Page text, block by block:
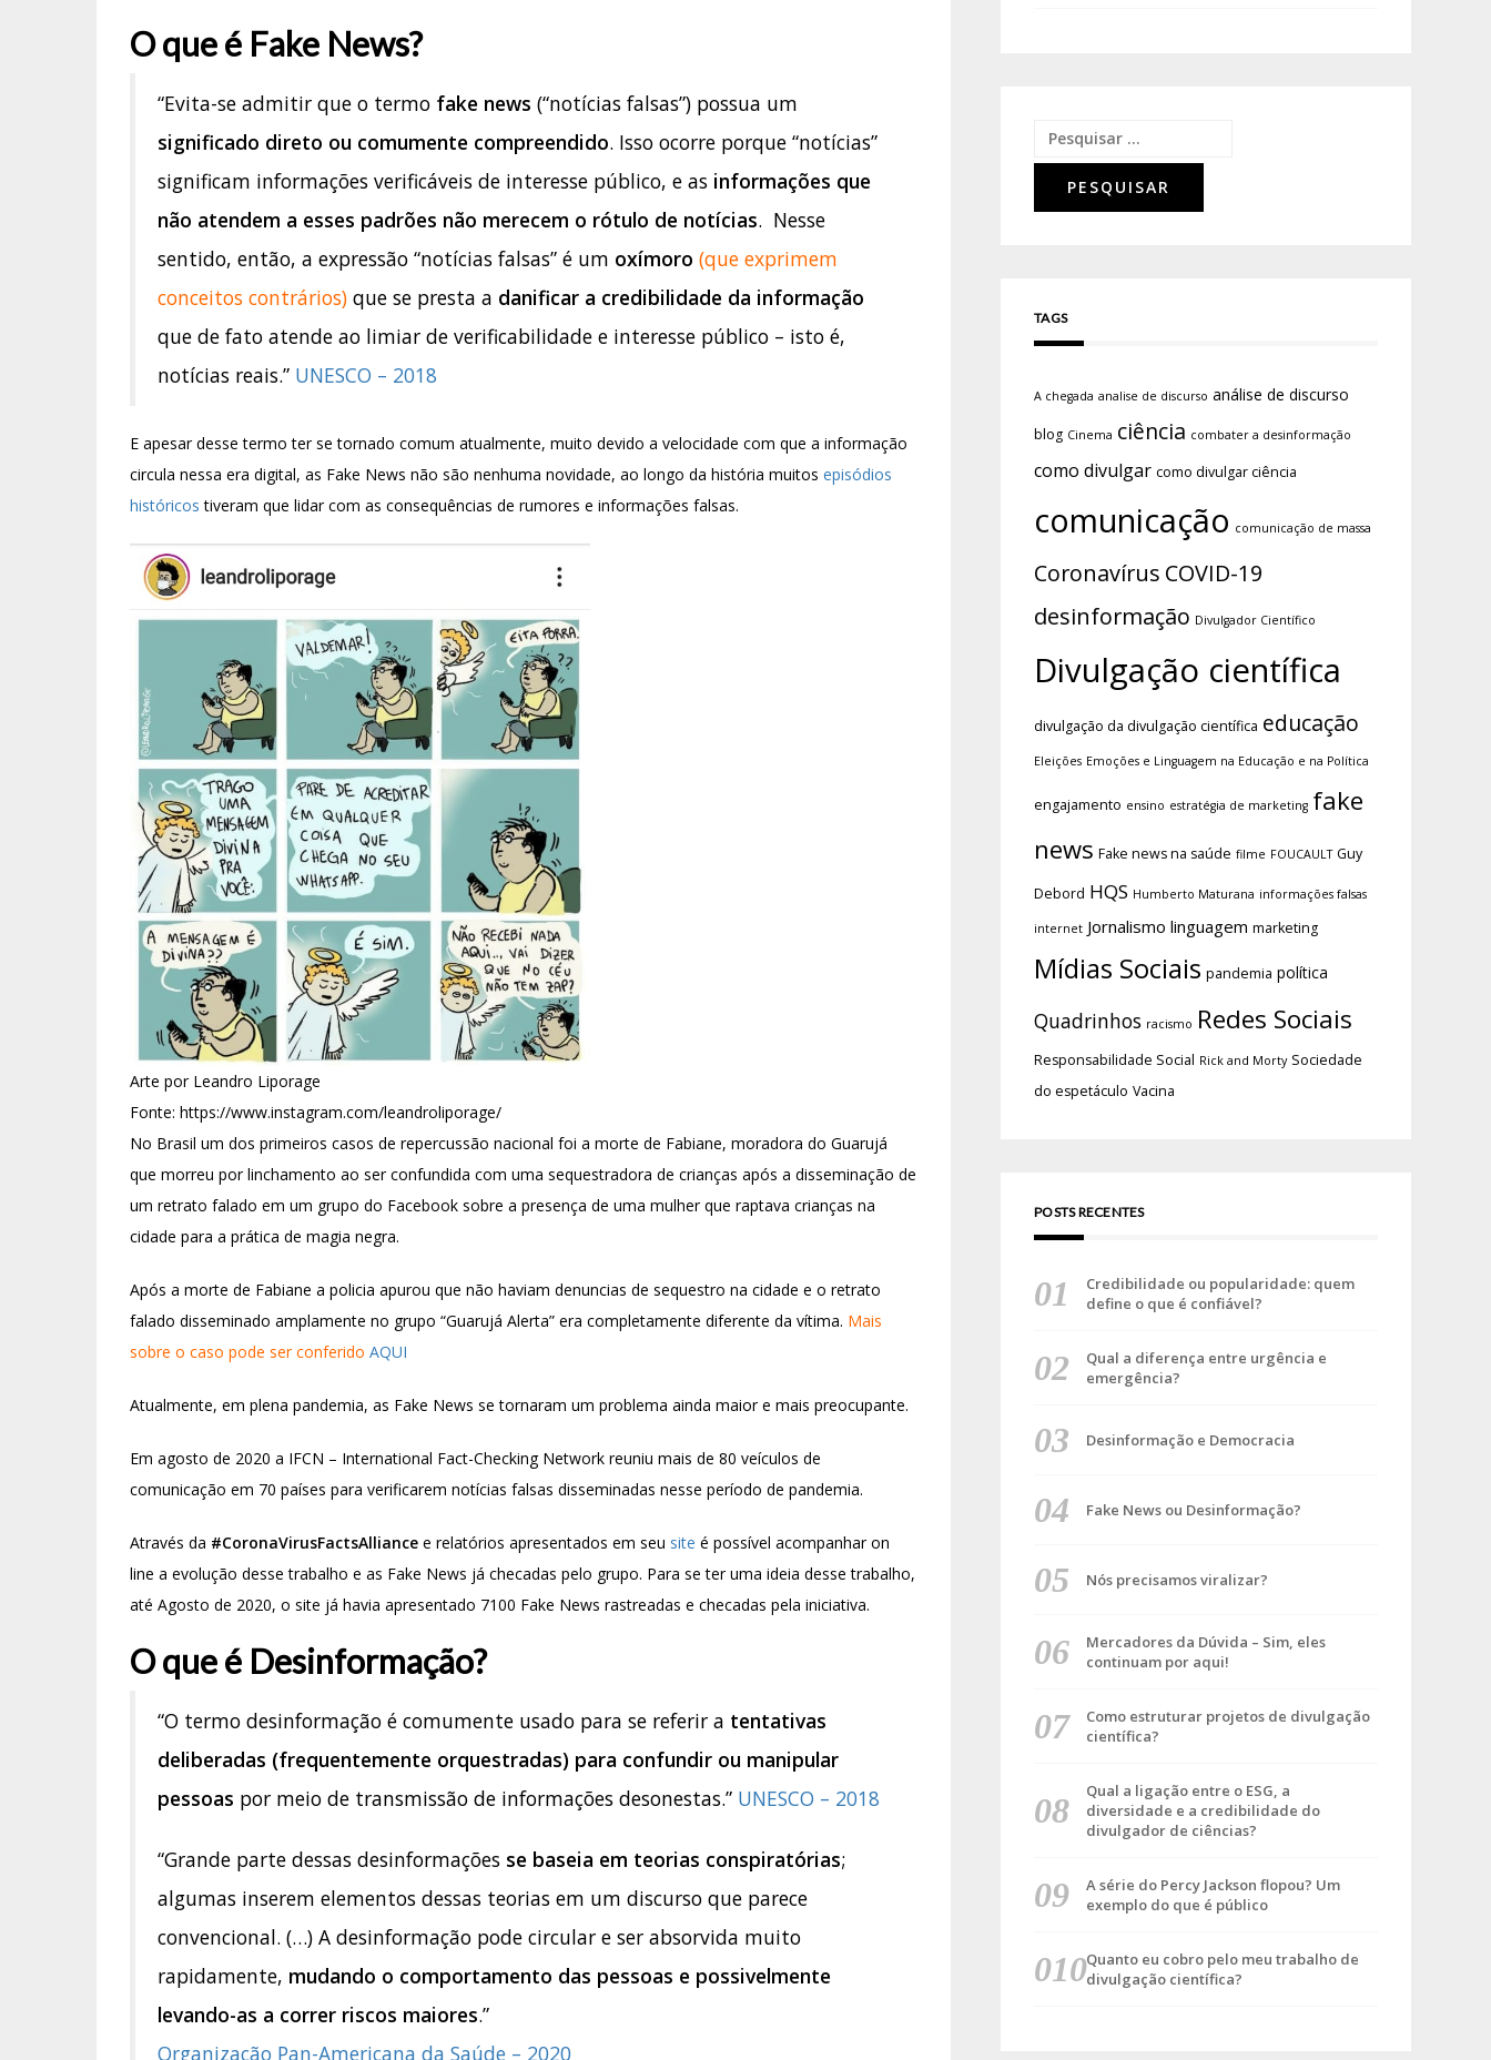
O que é Fake News?
“Evita-se admitir que o termo fake news (“notícias falsas”) possua um
significado direto ou comumente compreendido. Isso ocorre porque “notícias”
significam informações verificáveis de interesse público, e as informações que
não atendem a esses padrões não merecem o rótulo de notícias. Nesse
sentido, então, a expressão “notícias falsas” é um oxímoro (que exprimem
conceitos contrários) que se presta a danificar a credibilidade da informação
que de fato atende ao limiar de verificabilidade e interesse público – isto é,
notícias reais.” UNESCO – 2018
E apesar desse termo ter se tornado comum atualmente, muito devido a velocidade com que a informação
circula nessa era digital, as Fake News não são nenhuma novidade, ao longo da história muitos episódios
históricos tiveram que lidar com as consequências de rumores e informações falsas.
Arte por Leandro Liporage
Fonte: https://www.instagram.com/leandroliporage/
No Brasil um dos primeiros casos de repercussão nacional foi a morte de Fabiane, moradora do Guarujá
que morreu por linchamento ao ser confundida com uma sequestradora de crianças após a disseminação de
um retrato falado em um grupo do Facebook sobre a presença de uma mulher que raptava crianças na
cidade para a prática de magia negra.
Após a morte de Fabiane a policia apurou que não haviam denuncias de sequestro na cidade e o retrato
falado disseminado amplamente no grupo “Guarujá Alerta” era completamente diferente da vítima. Mais
sobre o caso pode ser conferido AQUI
Atualmente, em plena pandemia, as Fake News se tornaram um problema ainda maior e mais preocupante.
Em agosto de 2020 a IFCN – International Fact-Checking Network reuniu mais de 80 veículos de
comunicação em 70 países para verificarem notícias falsas disseminadas nesse período de pandemia.
Através da #CoronaVirusFactsAlliance e relatórios apresentados em seu site é possível acompanhar on
line a evolução desse trabalho e as Fake News já checadas pelo grupo. Para se ter uma ideia desse trabalho,
até Agosto de 2020, o site já havia apresentado 7100 Fake News rastreadas e checadas pela iniciativa.
O que é Desinformação?
“O termo desinformação é comumente usado para se referir a tentativas
deliberadas (frequentemente orquestradas) para confundir ou manipular
pessoas por meio de transmissão de informações desonestas.” UNESCO – 2018
“Grande parte dessas desinformações se baseia em teorias conspiratórias;
algumas inserem elementos dessas teorias em um discurso que parece
convencional. (…) A desinformação pode circular e ser absorvida muito
rapidamente, mudando o comportamento das pessoas e possivelmente
levando-as a correr riscos maiores.”
Organização Pan-Americana da Saúde – 2020
TAGS
A chegada analise de discurso análise de discurso
blog Cinema ciência combater a desinformação
como divulgar como divulgar ciência
comunicação comunicação de massa
Coronavírus COVID-19
desinformação Divulgador Científico
Divulgação científica
divulgação da divulgação científica educação
Eleições Emoções e Linguagem na Educação e na Política
engajamento ensino estratégia de marketing fake
news Fake news na saúde filme FOUCAULT Guy
Debord HQS Humberto Maturana informações falsas
internet Jornalismo linguagem marketing
Mídias Sociais pandemia política
Quadrinhos racismo Redes Sociais
Responsabilidade Social Rick and Morty Sociedade
do espetáculo Vacina
POSTS RECENTES
Credibilidade ou popularidade: quem
define o que é confiável?
Qual a diferença entre urgência e
emergência?
Desinformação e Democracia
Fake News ou Desinformação?
Nós precisamos viralizar?
Mercadores da Dúvida – Sim, eles
continuam por aqui!
Como estruturar projetos de divulgação
científica?
Qual a ligação entre o ESG, a
diversidade e a credibilidade do
divulgador de ciências?
A série do Percy Jackson flopou? Um
exemplo do que é público
Quanto eu cobro pelo meu trabalho de
divulgação científica?